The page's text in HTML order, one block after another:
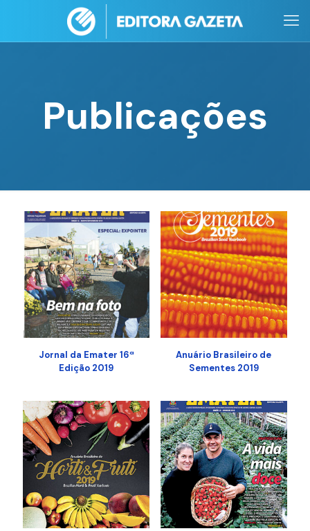
Publicações
Jornal da Emater 16ª
Edição 2019
Anuário Brasileiro de
Sementes 2019